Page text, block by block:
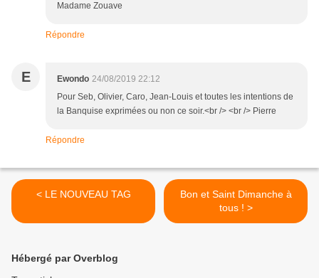
Madame Zouave
Répondre
E Ewondo 24/08/2019 22:12
Pour Seb, Olivier, Caro, Jean-Louis et toutes les intentions de
la Banquise exprimées ou non ce soir.<br /> <br /> Pierre
Répondre
< LE NOUVEAU TAG
Bon et Saint Dimanche à
tous ! >
Hébergé par Overblog